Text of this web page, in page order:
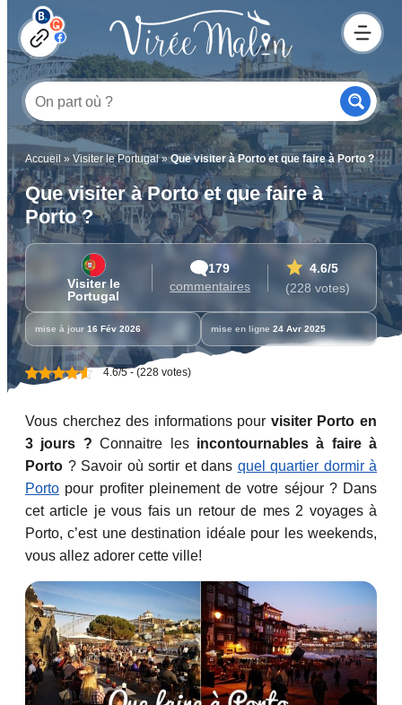
Accueil » Visiter le Portugal»Que visiter à Porto et que faire à Porto ?
Que visiter à Porto et que faire à
Porto ?
Visiter le
Portugal
179
commentaires
4.6/5
(228 votes)
mise à jour 16 Fév 2026 mise en ligne 24 Avr 2025
4.6/5 - (228 votes)
Vous cherchez des informations pour visiter Porto en
3 jours ? Connaitre les incontournables à faire à
Porto ? Savoir où sortir et dans quel quartier dormir à
Porto pour profiter pleinement de votre séjour ? Dans
cet article je vous fais un retour de mes 2 voyages à
Porto, c’est une destination idéale pour les weekends,
vous allez adorer cette ville!